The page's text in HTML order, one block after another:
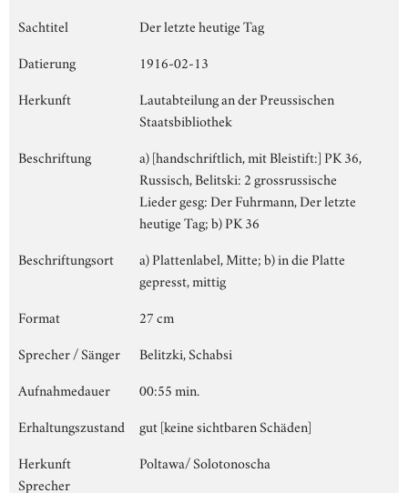
Sachtitel
Der letzte heutige Tag
Datierung
1916-02-13
Herkunft
Lautabteilung an der Preussischen
Staatsbibliothek
Beschriftung
a) [handschriftlich, mit Bleistift:] PK 36,
Russisch, Belitski: 2 grossrussische
Lieder gesg: Der Fuhrmann, Der letzte
heutige Tag; b) PK 36
Beschriftungsort
a) Plattenlabel, Mitte; b) in die Platte
gepresst, mittig
Format
27 cm
Sprecher / Sänger
Belitzki, Schabsi
Aufnahmedauer
00:55 min.
Erhaltungszustand
gut [keine sichtbaren Schäden]
Herkunft
Sprecher
Poltawa/ Solotonoscha